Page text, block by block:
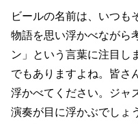
ビールの名前は、いつも
物語を思い浮かべながら
ン」という言葉に注目し
でもありますよね。皆さ
浮かべてください。ジャ
演奏が目に浮かぶでしょ